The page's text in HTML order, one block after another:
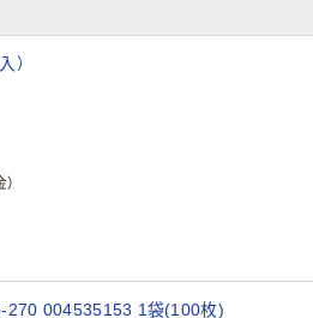
）
270 004535153 1袋(100枚)